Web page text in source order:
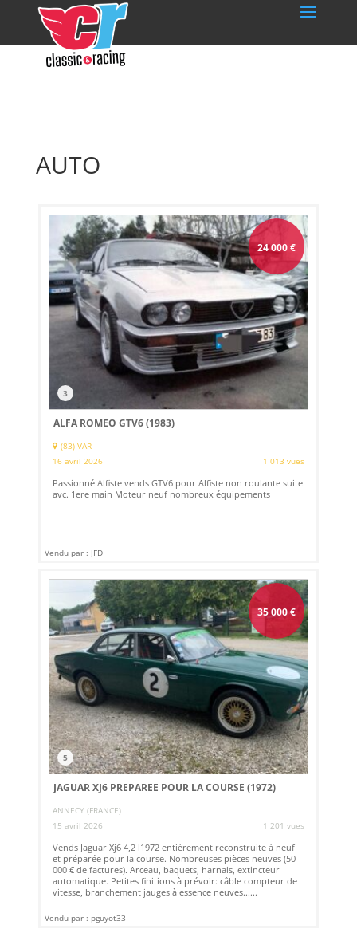
AUTO
24 000€
3
ALFA ROMEO GTV6 (1983)
(83) VAR
16 avril 2026
1 013 vues
Passionné Alfiste vends GTV6 pour Alfiste non roulante suite
avc. 1ere main Moteur neuf nombreux équipements
Vendu par : JFD
35 000€
5
JAGUAR XJ6 PREPAREE POUR LA COURSE (1972)
ANNECY (FRANCE)
15 avril 2026
1 201 vues
Vends Jaguar Xj6 4,2 l1972 entièrement reconstruite à neuf
et préparée pour la course. Nombreuses pièces neuves (50
000 € de factures). Arceau, baquets, harnais, extincteur
automatique. Petites finitions à prévoir: câble compteur de
vitesse, branchement jauges à essence neuves......
Vendu par : pguyot33